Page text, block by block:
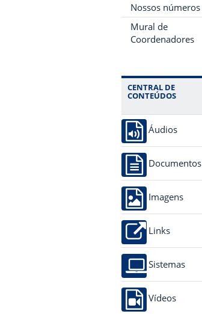
Nossos números
Mural de
Coordenadores
CENTRAL DE
CONTEÚDOS
Áudios
Documentos
Imagens
Links
Sistemas
Vídeos